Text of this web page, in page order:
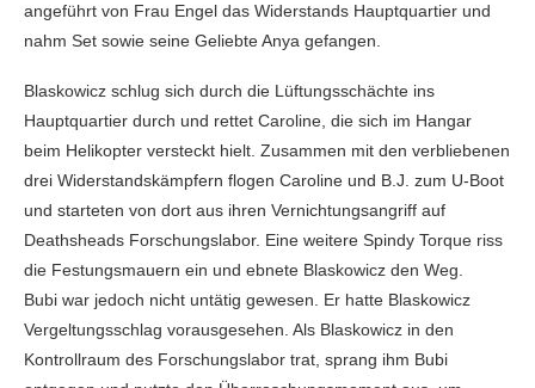
angeführt von Frau Engel das Widerstands Hauptquartier und
nahm Set sowie seine Geliebte Anya gefangen.
Blaskowicz schlug sich durch die Lüftungsschächte ins
Hauptquartier durch und rettet Caroline, die sich im Hangar
beim Helikopter versteckt hielt. Zusammen mit den verbliebenen
drei Widerstandskämpfern flogen Caroline und B.J. zum U-Boot
und starteten von dort aus ihren Vernichtungsangriff auf
Deathsheads Forschungslabor. Eine weitere Spindy Torque riss
die Festungsmauern ein und ebnete Blaskowicz den Weg.
Bubi war jedoch nicht untätig gewesen. Er hatte Blaskowicz
Vergeltungsschlag vorausgesehen. Als Blaskowicz in den
Kontrollraum des Forschungslabor trat, sprang ihm Bubi